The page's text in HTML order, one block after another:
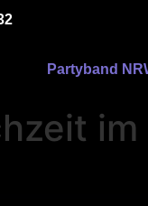
Partyband